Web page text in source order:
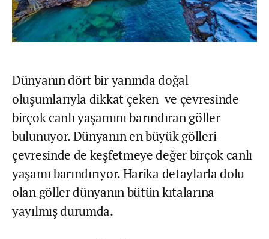
Dünyanın dört bir yanında doğal
oluşumlarıyla dikkat çeken ve çevresinde
birçok canlı yaşamını barındıran göller
bulunuyor. Dünyanın en büyük gölleri
çevresinde de keşfetmeye değer birçok canlı
yaşamı barındırıyor. Harika detaylarla dolu
olan göller dünyanın bütün kıtalarına
yayılmış durumda.